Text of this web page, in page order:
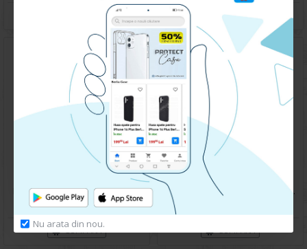
Nu arata din nou.
CUMPARA
Husa spate pentru Samsung A14 - Misty Case
49.90 lei
Husa spate pentru Samsung Galaxy A14- Happy case